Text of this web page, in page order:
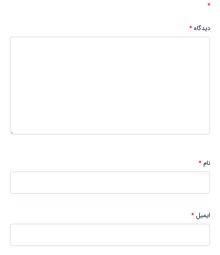
*
دیدگاه*
نام*
ایمیل*